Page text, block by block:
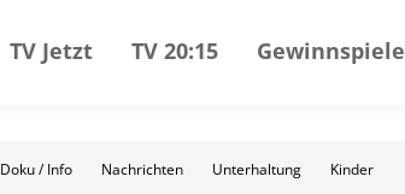
TV Jetzt TV 20:15 Gewinnspiele
Doku / Info Nachrichten Unterhaltung Kinder